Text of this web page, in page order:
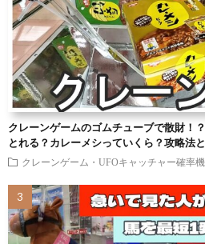
クレーンゲームのゴムチューブで散財！
とれる？カレーメシっていくら？攻略法
クレーンゲーム・UFOキャッチャー確率